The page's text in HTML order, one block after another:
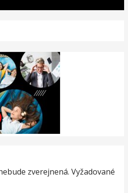
zverejnená. Vyžadované